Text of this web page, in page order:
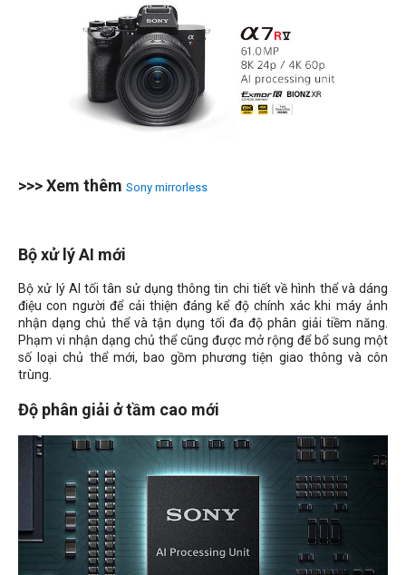
>>> Xem thêm Sony mirrorless
Bộ xử lý AI mới
Bộ xử lý AI tối tân sử dụng thông tin chi tiết về hình thể và dáng
điệu con người để cải thiện đáng kể độ chính xác khi máy ảnh
nhận dạng chủ thể và tận dụng tối đa độ phân giải tiềm năng.
Phạm vi nhận dạng chủ thể cũng được mở rộng để bổ sung một
số loại chủ thể mới, bao gồm phương tiện giao thông và côn
trùng.
Độ phân giải ở tầm cao mới